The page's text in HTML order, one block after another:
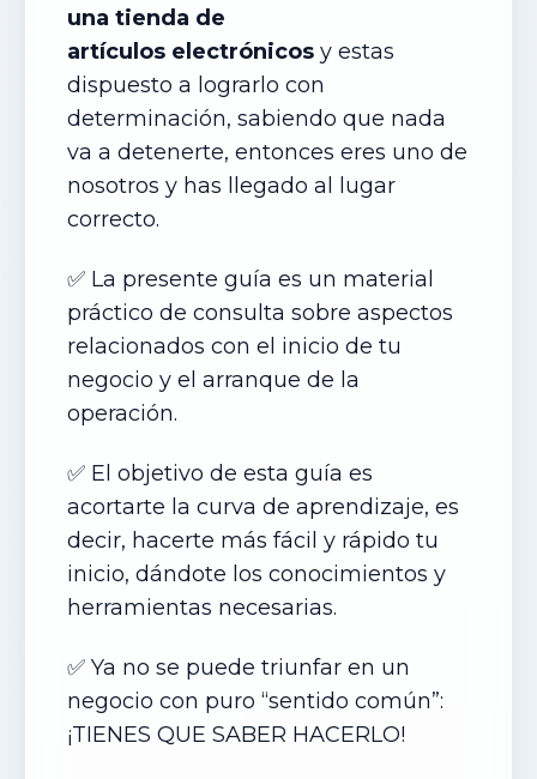
una tienda de
artículos electrónicos y estas
dispuesto a lograrlo con
determinación, sabiendo que nada
va a detenerte, entonces eres uno de
nosotros y has llegado al lugar
correcto.
✅ La presente guía es un material
práctico de consulta sobre aspectos
relacionados con el inicio de tu
negocio y el arranque de la
operación.
✅ El objetivo de esta guía es
acortarte la curva de aprendizaje, es
decir, hacerte más fácil y rápido tu
inicio, dándote los conocimientos y
herramientas necesarias.
✅ Ya no se puede triunfar en un
negocio con puro “sentido común”:
¡TIENES QUE SABER HACERLO!